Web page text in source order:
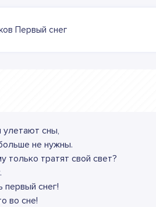
Первый снег
улетают сны,
не нужны.
только тратят свой свет?
первый снег!
во сне!